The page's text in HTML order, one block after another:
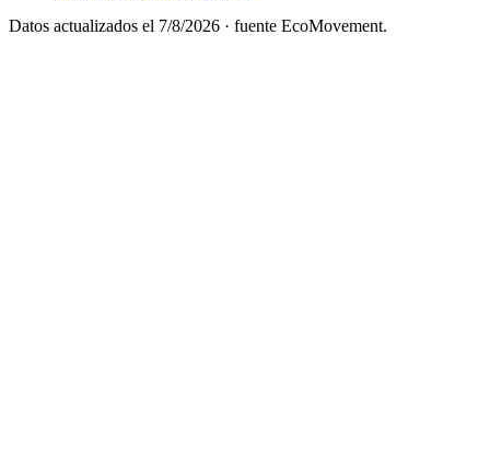
Datos actualizados el 7/8/2026 · fuente EcoMovement.